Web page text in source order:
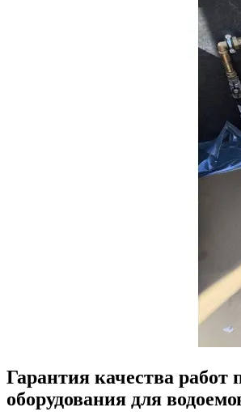
Гарантия качества работ
оборудования для